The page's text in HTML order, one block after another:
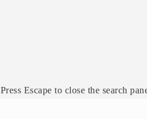
Press Escape to close the search